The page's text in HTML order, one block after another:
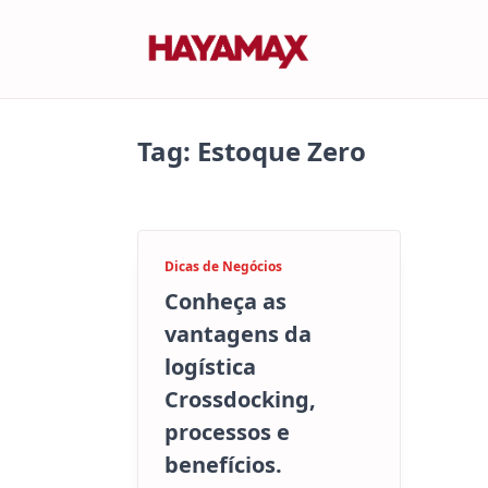
Tag: Estoque Zero
Dicas de Negócios
Conheça as
vantagens da
logística
Crossdocking,
processos e
benefícios.